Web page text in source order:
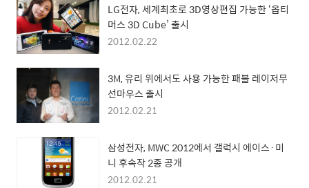
LG전자, 세계최초로 3D영상편집 가능한 ‘옵티
머스 3D Cube’ 출시
2012.02.22
3M, 유리 위에서도 사용 가능한 패블 레이저무
선마우스 출시
2012.02.21
삼성전자, MWC 2012에서 갤럭시 에이스·미
니 후속작 2종 공개
2012.02.21